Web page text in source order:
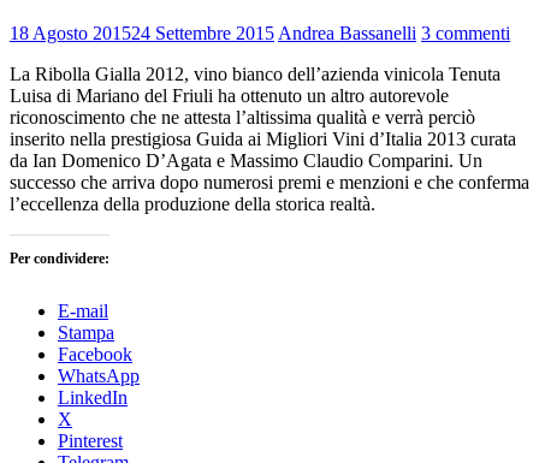
18 Agosto 201524 Settembre 2015 Andrea Bassanelli 3 commenti
La Ribolla Gialla 2012, vino bianco dell’azienda vinicola Tenuta
Luisa di Mariano del Friuli ha ottenuto un altro autorevole
riconoscimento che ne attesta l’altissima qualità e verrà perciò
inserito nella prestigiosa Guida ai Migliori Vini d’Italia 2013 curata
da Ian Domenico D’Agata e Massimo Claudio Comparini. Un
successo che arriva dopo numerosi premi e menzioni e che conferma
l’eccellenza della produzione della storica realtà.
Per condividere:
E-mail
Stampa
Facebook
WhatsApp
LinkedIn
X
Pinterest